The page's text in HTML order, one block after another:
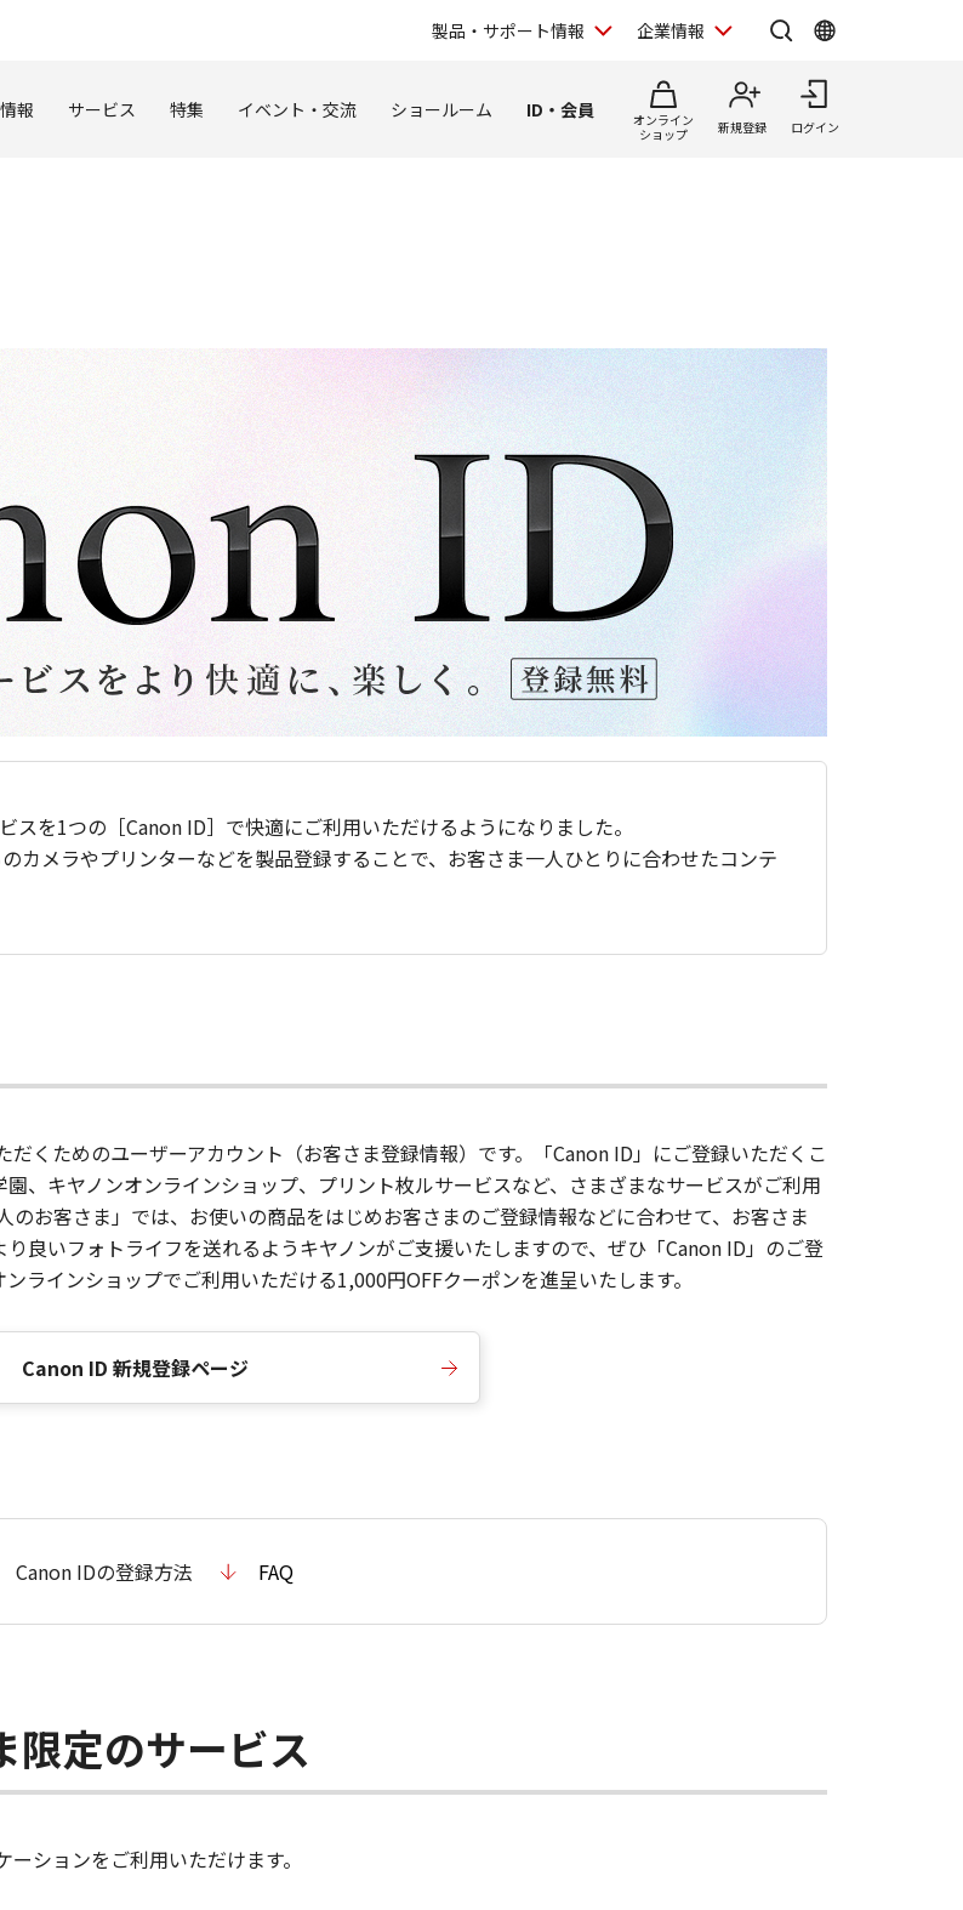
製品・サポート情報 企業情報
報 サービス 特集 イベント・交流 ショールーム ID・会員
オンライン
ショップ
新規登録 ログイン
を1つの［Canon ID］で快適にご利用いただけるようになりました。
カメラやプリンターなどを製品登録することで、お客さま一人ひとりに合わせたコンテ
だくためのユーザーアカウント（お客さま登録情報）です。「Canon ID」にご登録いただくこ
、キヤノンオンラインショップ、プリント枚ルサービスなど、さまざまなサービスがご利用
お客さま」では、お使いの商品をはじめお客さまのご登録情報などに合わせて、お客さま
良いフォトライフを送れるようキヤノンがご支援いたしますので、ぜひ「Canon ID」のご登
ラインショップでご利用いただける1,000円OFFクーポンを進呈いたします。
Canon ID 新規登録ページ
Canon IDの登録方法 FAQ
定のサービス
ションをご利用いただけます。